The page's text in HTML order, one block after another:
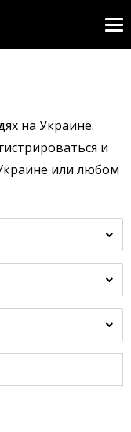
на Украине.
и
или любом